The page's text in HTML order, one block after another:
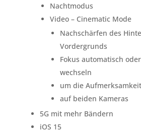
Nachtmodus
Video – Cinematic Mode
Nachschärfen des
Vordergrunds
Fokus automatisch
wechseln
um die
auf beiden Kameras
5G mit mehr Bändern
iOS 15